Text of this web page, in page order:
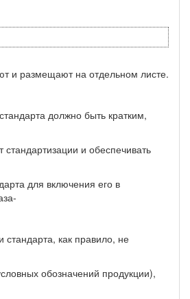
и размещают на отдельном листе.
должно быть кратким,
стандартизации и обеспечивать
для включения его в
как правило, не
обозначений продукции),